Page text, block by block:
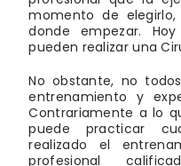
momento de
donde empezar.
pueden realizar una
No obstante, no
entrenamiento y
Contrariamente a lo
puede practicar
realizado el
profesional